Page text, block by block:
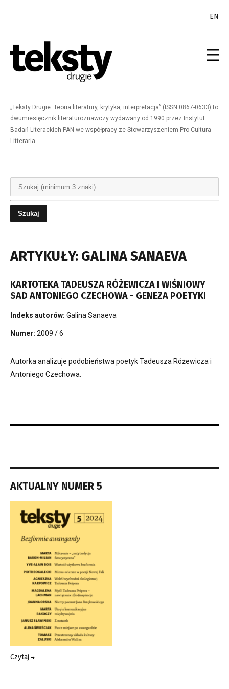
EN
„Teksty Drugie. Teoria literatury, krytyka, interpretacja” (ISSN 0867-0633) to
dwumiesięcznik literaturoznawczy wydawany od 1990 przez Instytut
Badań Literackich PAN we współpracy ze Stowarzyszeniem Pro Cultura
Litteraria.
ARTYKUŁY: GALINA SANAEVA
KARTOTEKA TADEUSZA RÓŻEWICZA I WIŚNIOWY
SAD ANTONIEGO CZECHOWA - GENEZA POETYKI
Indeks autorów: Galina Sanaeva
Numer: 2009 / 6
Autorka analizuje podobieństwa poetyk Tadeusza Różewicza i
Antoniego Czechowa.
AKTUALNY NUMER 5
Czytaj